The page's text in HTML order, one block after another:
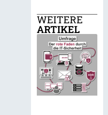
WEITERE
ARTIKEL